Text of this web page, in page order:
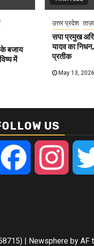
के बजाय
में
उत्तर प्रदेश
सपा प्रमुख
यादव का
प्रतीक
May 13, 2026
US
Facebook
Newsphere by AF